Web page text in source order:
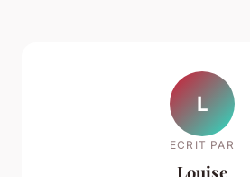
L
ECRIT PAR
Louise